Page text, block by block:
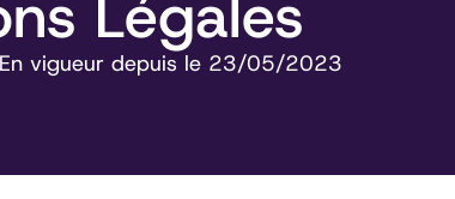
Légales
En vigueur depuis le 23/05/2023